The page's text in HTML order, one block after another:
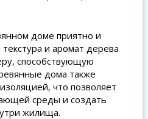
доме приятно и
и аромат дерева
способствующую
дома также
что позволяет
среды и создать
жилища.